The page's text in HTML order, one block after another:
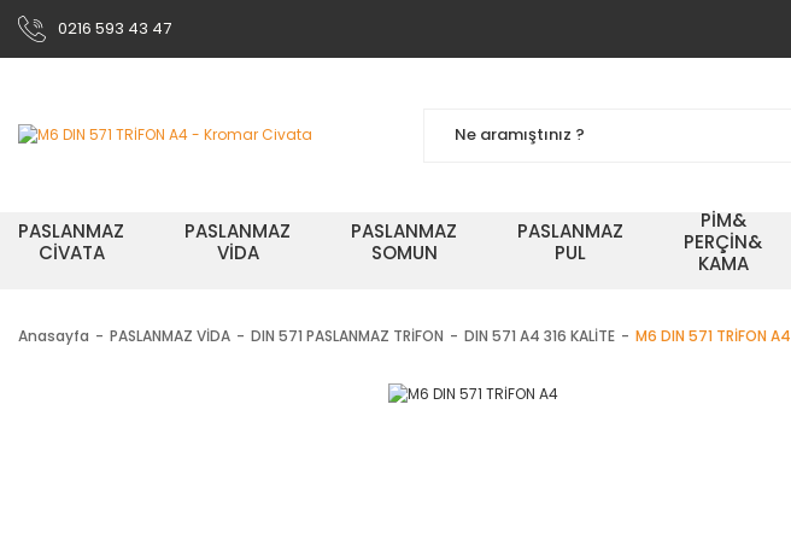
0216 593 43 47
PASLANMAZ
CİVATA
PASLANMAZ
VİDA
PASLANMAZ
SOMUN
PASLANMAZ
PUL
PİM&
PERÇİN&
KAMA
Anasayfa PASLANMAZ VİDA DIN 571 PASLANMAZ TRİFON DIN 571 A4 316 KALİTE M6 DIN 571 TRİFON A4